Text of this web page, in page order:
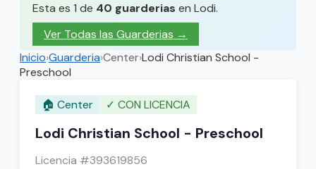
Esta es 1 de 40 guarderias en Lodi.
Ver Todas las Guarderias →
Inicio›Guarderia›Center›Lodi Christian School -
Preschool
🏠 Center ✓ CON LICENCIA
Lodi Christian School - Preschool
Licencia #393619856